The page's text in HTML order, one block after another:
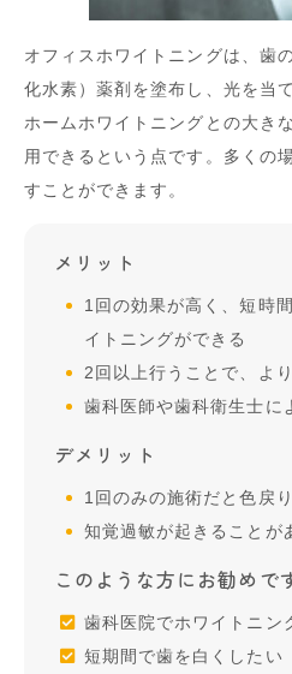
オフィスホワイトニングは、歯
化水素）薬剤を塗布し、光を当
ホームホワイトニングとの大き
用できるという点です。多くの
すことができます。
メリット
1回の効果が高く、短時
イトニングができる
2回以上行うことで、よ
歯科医師や歯科衛生士に
デメリット
1回のみの施術だと色戻
知覚過敏が起きることが
このような方にお勧めで
歯科医院でホワイトニン
短期間で歯を白くしたい